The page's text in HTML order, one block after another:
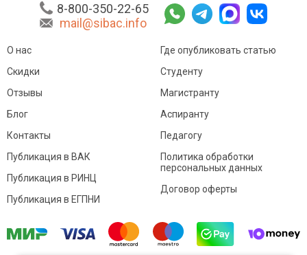
8-800-350-22-65
mail@sibac.info
О нас
Скидки
Отзывы
Блог
Контакты
Где опубликовать статью
Студенту
Магистранту
Аспиранту
Педагогу
Публикация в ВАК
Публикация в РИНЦ
Публикация в ЕГПНИ
Политика обработки
персональных данных
Договор оферты